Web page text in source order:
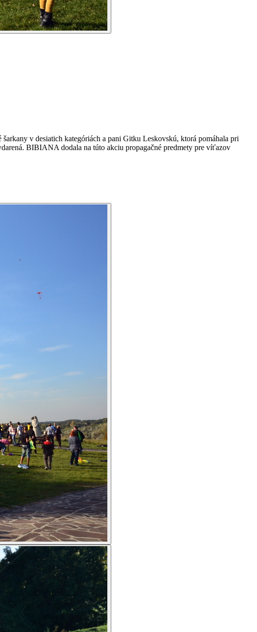
v desiatich kategóriách a pani Gitku Leskovskú, ktorá pomáhala pri
BIBIANA dodala na túto akciu propagačné predmety pre víťazov